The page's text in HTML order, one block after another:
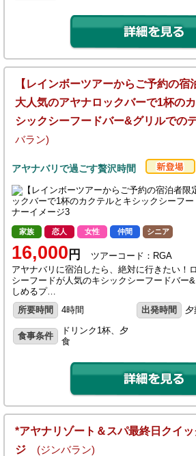
【レインボーツアーからご予約の宿
大人気のアヤナロックバーで1杯の
シックシーフードバー&グリルでの
バラン)
アヤナバリで過ごす贅沢時間
家族 恋人 女性 仲間 シニア
16,000 円
ツアーコード：RGA
アヤナバリに宿泊したら、絶対に行きたい！
シーフードが人気のキシックシーフードバー
しめるプ…
所要時間
4時間 出発時間 夕
食事条件
ドリンク1杯、夕
食
*アヤナリゾート＆スパ最終日クイ
ジ (ジンバラン)